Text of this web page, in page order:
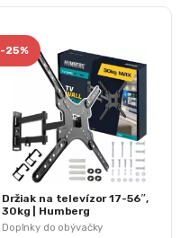
Doplnky do obývačky
-25%
Držiak na televízor 17-56″,
30kg | Humberg